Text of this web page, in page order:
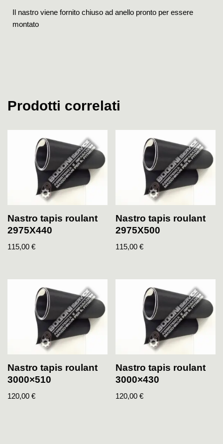
Il nastro viene fornito chiuso ad anello pronto per essere
montato
Prodotti correlati
Nastro tapis roulant
2975X440
115,00 €
Nastro tapis roulant
2975X500
115,00€
Nastro tapis roulant
3000×510
120,00 €
Nastro tapis roulant
3000×430
120,00€